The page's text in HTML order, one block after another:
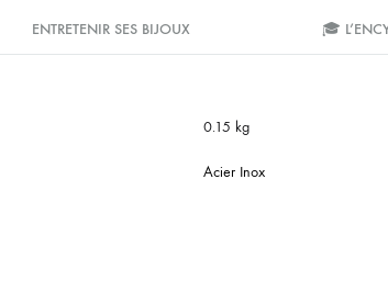
ENTRETENIR SES BIJOUX 🎓
0.15 kg
Acier Inox